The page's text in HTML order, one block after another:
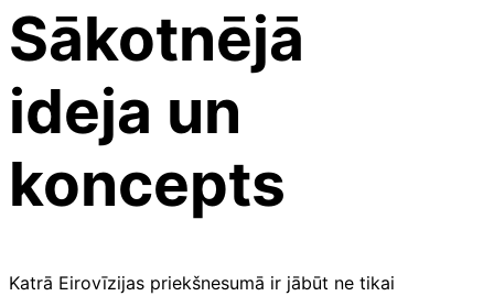
Sākotnējā
ideja un
koncepts
Katrā Eirovīzijas priekšnesumā ir jābūt ne tikai